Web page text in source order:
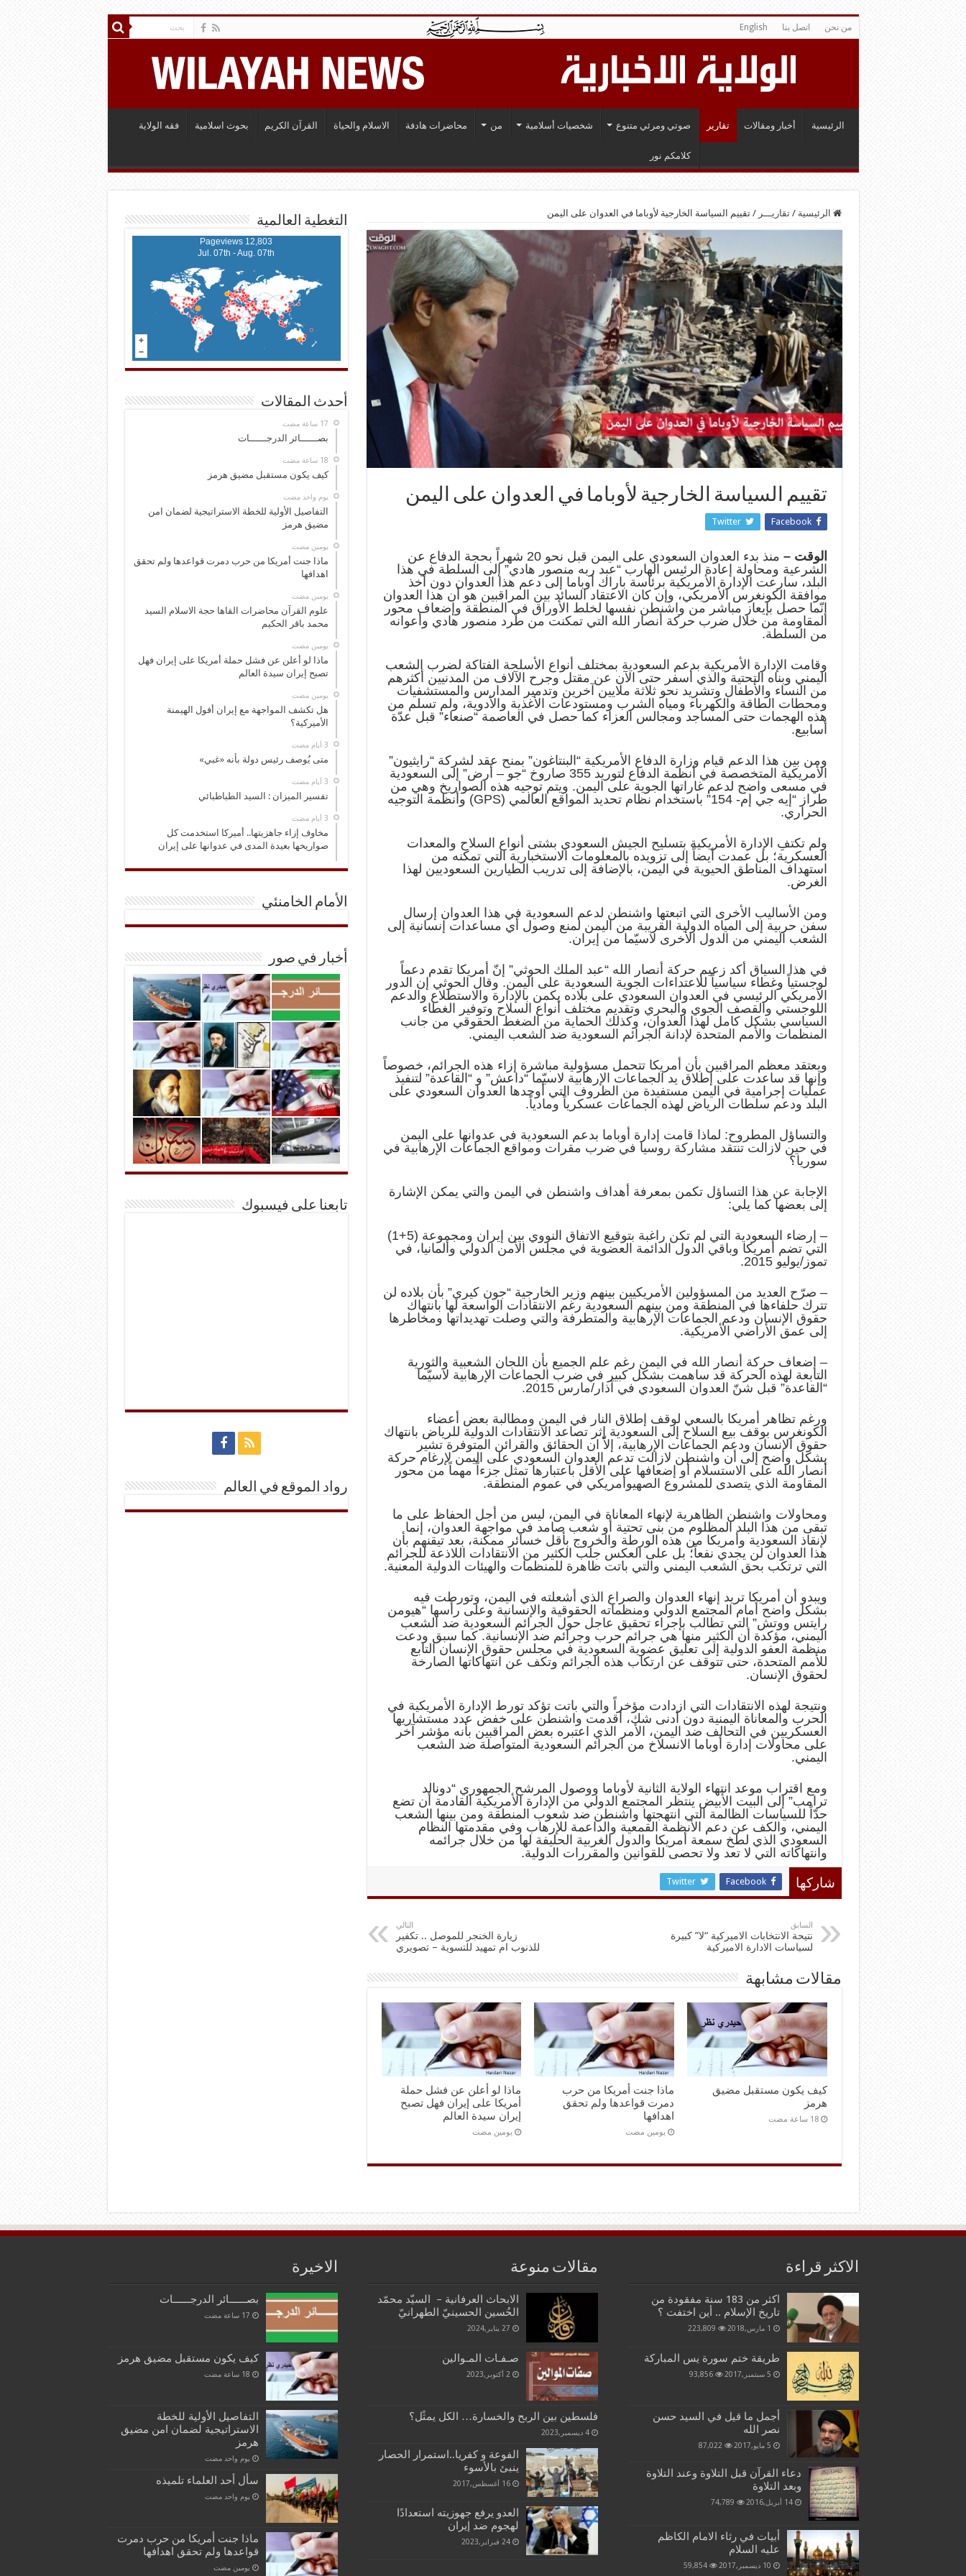
من نحن اتصل بنا English
الرئيسية أخبار ومقالات تقارير صوتي ومرئي متنوع شخصيات أسلامية من محاضرات هادفة الاسلام والحياة القرآن الكريم بحوث اسلامية فقه الولاية
كلامكم نور
الرئيسية / تقاريـــر / تقييم السياسة الخارجية لأوباما في العدوان على اليمن
تقييم السياسة الخارجية لأوباما في العدوان على اليمن
Facebook
Twitter
الوقت –
منذ بدء العدوان السعودي على اليمن قبل نحو 20 شهراً بحجة الدفاع عن
الشرعية ومحاولة إعادة الرئيس الهارب “عبد ربه منصور هادي” إلى السلطة في هذا
البلد، سارعت الإدارة الأمريكية برئاسة باراك أوباما إلى دعم هذا العدوان دون أخذ
موافقة الكونغرس الأمريكي، وإن كان الاعتقاد السائد بين المراقبين هو أن هذا العدوان
إنّما حصل بإيعاز مباشر من واشنطن نفسها لخلط الأوراق في المنطقة وإضعاف محور
المقاومة من خلال ضرب حركة أنصار الله التي تمكنت من طرد منصور هادي وأعوانه
من السلطة.
وقامت الإدارة الأمريكية بدعم السعودية بمختلف أنواع الأسلحة الفتاكة لضرب الشعب
اليمني وبناه التحتية والذي أسفر حتى الآن عن مقتل وجرح الآلاف من المدنيين أكثرهم
من النساء والأطفال وتشريد نحو ثلاثة ملايين آخرين وتدمير المدارس والمستشفيات
ومحطات الطاقة والكهرباء ومياه الشرب ومستودعات الأغذية والأدوية، ولم تسلم من
هذه الهجمات حتى المساجد ومجالس العزاء كما حصل في العاصمة “صنعاء” قبل عدّة
أسابيع.
ومن بين هذا الدعم قيام وزارة الدفاع الأمريكية “البنتاغون” بمنح عقد لشركة “رايثيون”
الأمريكية المتخصصة في أنظمة الدفاع لتوريد 355 صاروخ “جو – أرض” إلى السعودية
في مسعى واضح لدعم غاراتها الجوية على اليمن. ويتم توجيه هذه الصواريخ وهي من
طراز “إيه جي إم- 154” باستخدام نظام تحديد المواقع العالمي (
GPS) وأنظمة التوجيه
الحراري.
ولم تكتفِ الإدارة الأمريكية بتسليح الجيش السعودي بشتى أنواع السلاح والمعدات
العسكرية؛ بل عمدت أيضاً إلى تزويده بالمعلومات الاستخبارية التي تمكنه من
استهداف المناطق الحيوية في اليمن، بالإضافة إلى تدريب الطيارين السعوديين لهذا
الغرض.
ومن الأساليب الأخرى التي اتبعتها واشنطن لدعم السعودية في هذا العدوان إرسال
سفن حربية إلى المياه الدولية القريبة من اليمن لمنع وصول أي مساعدات إنسانية إلى
الشعب اليمني من الدول الأخرى لاسيّما من إيران.
في هذا السياق أكد زعيم حركة أنصار الله “عبد الملك الحوثي” إنّ أمريکا تقدم دعماً
لوجستياً وغطاء سياسياً للاعتداءات الجوية السعودية على اليمن. وقال الحوثي إن الدور
الأمريكي الرئيسي في العدوان السعودي على بلاده يكمن بالإدارة والاستطلاع والدعم
اللوجستي والقصف الجوي والبحري وتقديم مختلف أنواع السلاح وتوفير الغطاء
السياسي بشكل كامل لهذا العدوان، وكذلك الحماية من الضغط الحقوقي من جانب
المنظمات والأمم المتحدة لإدانة الجرائم السعودية ضد الشعب اليمني.
ويعتقد معظم المراقبين بأن أمريكا تتحمل مسؤولية مباشرة إزاء هذه الجرائم، خصوصاً
وإنها قد ساعدت على إطلاق يد الجماعات الإرهابية لاسيّما “داعش” و “القاعدة” لتنفيذ
عمليات إجرامية في اليمن مستفيدة من الظروف التي أوجدها العدوان السعودي على
البلد ودعم سلطات الرياض لهذه الجماعات عسكرياً ومادياً.
والتساؤل المطروح: لماذا قامت إدارة أوباما بدعم السعودية في عدوانها على اليمن
في حين لازالت تنتقد مشاركة روسيا في ضرب مقرات ومواقع الجماعات الإرهابية في
سوريا؟
الإجابة عن هذا التساؤل تكمن بمعرفة أهداف واشنطن في اليمن والتي يمكن الإشارة
إلى بعضها كما يلي:
– إرضاء السعودية التي لم تكن راغبة بتوقيع الاتفاق النووي بين إيران ومجموعة (5+1)
التي تضم أمريكا وباقي الدول الدائمة العضوية في مجلس الأمن الدولي وألمانيا، في
تموز/يوليو 2015.
– صرّح العديد من المسؤولين الأمريكيين بينهم وزير الخارجية “جون كيري” بأن بلاده لن
تترك حلفاءها في المنطقة ومن بينهم السعودية رغم الانتقادات الواسعة لها بانتهاك
حقوق الإنسان ودعم الجماعات الإرهابية والمتطرفة والتي وصلت تهديداتها ومخاطرها
إلى عمق الأراضي الأمريكية.
– إضعاف حركة أنصار الله في اليمن رغم علم الجميع بأن اللجان الشعبية والثورية
التابعة لهذه الحركة قد ساهمت بشكل كبير في ضرب الجماعات الإرهابية لاسيّما
“القاعدة” قبل شنّ العدوان السعودي في آذار/مارس 2015.
ورغم تظاهر أمريكا بالسعي لوقف إطلاق النار في اليمن ومطالبة بعض أعضاء
الكونغرس بوقف بيع السلاح إلى السعودية إثر تصاعد الانتقادات الدولية للرياض بانتهاك
حقوق الإنسان ودعم الجماعات الإرهابية، إلاّ ان الحقائق والقرائن المتوفرة تشير
بشكل واضح إلى أن واشنطن لازالت تدعم العدوان السعودي على اليمن لإرغام حركة
أنصار الله على الاستسلام أو إضعافها على الأقل باعتبارها تمثل جزءاً مهماً من محور
المقاومة الذي يتصدى للمشروع الصهيوأمريكي في عموم المنطقة.
ومحاولات واشنطن الظاهرية لإنهاء المعاناة في اليمن، ليس من أجل الحفاظ على ما
تبقى من هذا البلد المظلوم من بنى تحتية أو شعب صامد في مواجهة العدوان، إنما
لإنقاذ السعودية وأمريكا من هذه الورطة والخروج بأقل خسائر ممكنة، بعد تيقنهم بأن
هذا العدوان لن يجدي نفعاً؛ بل على العكس جلب الكثير من الانتقادات اللاذعة للجرائم
التي ترتكب بحق الشعب اليمني والتي باتت ظاهرة للمنظمات والهيئات الدولية المعنية.
ويبدو أن أمريكا تريد إنهاء العدوان والصراع الذي أشعلته في اليمن، وتورطت فيه
بشكل واضح أمام المجتمع الدولي ومنظماته الحقوقية والإنسانية وعلى رأسها “هيومن
رايتس ووتش” التي تطالب بإجراء تحقيق عاجل حول الجرائم السعودية ضد الشعب
اليمني، مؤكدة أن الكثير منها هي جرائم حرب وجرائم ضد الإنسانية. كما سبق ودعت
منظمة العفو الدولية إلى تعليق عضوية السعودية في مجلس حقوق الإنسان التابع
للأمم المتحدة، حتى تتوقف عن ارتكاب هذه الجرائم وتكف عن انتهاكاتها الصارخة
لحقوق الإنسان.
ونتيجة لهذه الانتقادات التي ازدادت مؤخراً والتي باتت تؤكد تورط الإدارة الأمريكية في
الحرب والمعاناة اليمنية دون أدنى شك، أقدمت واشنطن على خفض عدد مستشاريها
العسكريين في التحالف ضد اليمن، الأمر الذي اعتبره بعض المراقبين بأنه مؤشر آخر
على محاولات إدارة أوباما الانسلاخ من الجرائم السعودية المتواصلة ضد الشعب
اليمني.
ومع اقتراب موعد انتهاء الولاية الثانية لأوباما ووصول المرشح الجمهوري “دونالد
ترامب” إلى البيت الأبيض ينتظر المجتمع الدولي من الإدارة الأمريكية القادمة أن تضع
حدّاً للسياسات الظالمة التي انتهجتها واشنطن ضد شعوب المنطقة ومن بينها الشعب
اليمني، والكف عن دعم الأنظمة القمعية والداعمة للإرهاب وفي مقدمتها النظام
السعودي الذي لطخ سمعة أمريكا والدول الغربية الحليفة لها من خلال جرائمه
وانتهاكاته التي لا تعد ولا تحصى للقوانين والمقررات الدولية.
شاركها Facebook
Twitter
السابق
نتيحة الانتخابات الاميركية “لا” كبيرة
لسياسات الادارة الاميركية
التالي
زيارة الخنجر للموصل .. تكفير
للذنوب ام تمهيد للتسوية – تصويري
مقالات مشابهة
كيف يكون مستقبل مضيق
هرمز
‏18 ساعة مضت
ماذا جنت أمريكا من حرب
دمرت قواعدها ولم تحقق
اهدافها
‏يومين مضت
ماذا لو أعلن عن فشل حملة
أمريكا على إيران فهل تصبح
إيران سيدة العالم
‏يومين مضت
التغطية العالمية
12,803 Pageviews
Jul. 07th - Aug. 07th
أحدث المقالات
بصــــــائر الدرجــــــات
كيف يكون مستقبل مضيق هرمز
‏يوم واحد مضت
التفاصيل الأولية للخطة الاستراتيجية لضمان امن
مضيق هرمز
‏يومين مضت
ماذا جنت أمريكا من حرب دمرت قواعدها ولم تحقق
اهدافها
‏يومين مضت
علوم القرآن محاضرات القاها حجة الاسلام السيد
محمد باقر الحكيم
‏يومين مضت
ماذا لو أعلن عن فشل حملة أمريكا على إيران فهل
تصبح إيران سيدة العالم
‏يومين مضت
هل تكشف المواجهة مع إيران أفول الهيمنة
الأميركية؟
متى يُوصف رئيس دولة بأنه «غبي»
تفسير الميزان : السيد الطباطبائي
مخاوف إزاء جاهزيتها.. أميركا استخدمت كل
صواريخها بعيدة المدى في عدوانها على إيران
الأمام الخامنئي
أخبار في صور
تابعنا على فيسبوك
رواد الموقع في العالم
الاكثر قراءة
اكثر من 183 سنة مفقودة من
تاريخ الإسلام .. أين اختفت ؟
1 مارس,2018 223,809
طريقة ختم سورة يس المباركة
5 سبتمبر,2017 93,856
أجمل ما قيل في السيد حسن
نصر الله
5 مايو,2017 87,022
دعاء القرآن قبل التلاوة وعند التلاوة
وبعد التلاوة
14 أبريل,2016 74,789
أبيات في رثاء الامام الكاظم
عليه السلام
10 ديسمبر,2017 59,854
مقالات منوعة
الابحاث العرفانية – السيّد محمّد
الحُسين‌ الحسينيّ الطهرانيّ
27 يناير,2024
صـفـات المـوالين
2 أكتوبر,2023
فلسطين بين الربح والخسارة… الكل يمثًل؟
4 ديسمبر,2023
الفوعة و كفريا..استمرار الحصار
ينبئ بالأسوء
16 أغسطس,2017
العدو يرفع جهوزيته استعدادًا
لهجوم ضد إيران
24 فبراير,2023
الاخيرة
بصــــــائر الدرجــــــات
كيف يكون مستقبل مضيق هرمز
التفاصيل الأولية للخطة
الاستراتيجية لضمان امن مضيق
هرمز
‏يوم واحد مضت
سأل أحد العلماء تلميذه
‏يوم واحد مضت
ماذا جنت أمريكا من حرب دمرت
قواعدها ولم تحقق اهدافها
‏يومين مضت